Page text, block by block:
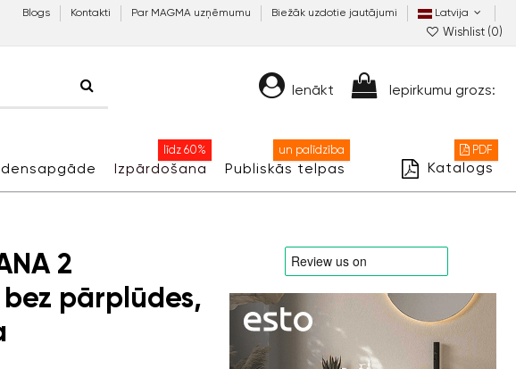
Blogs Kontakti Par MAGMA uzņēmumu Biežāk uzdotie jautājumi Latvija
Wishlist (0)
Ienākt Iepirkumu grozs:
Izpārdošana
līdz 60%
Publiskās telpas
un palīdzība
Katalogs
PDF
2
bez pārplūdes,